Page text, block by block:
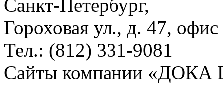
Санкт-Петербург,
Гороховая ул., д. 47,
Тел.: (812) 331-9081
Сайты компании «ДОКА